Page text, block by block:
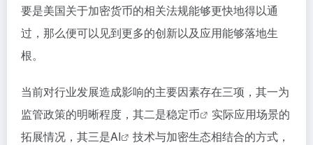
要是美国关于加密货币的相关法规能够更快地得以通
过，那么便可以见到更多的创新以及应用能够落地生
根。
当前对行业发展造成影响的主要因素存在三项，其一为
监管政策的明晰程度，其二是稳定币
实际应用场景的
拓展情况，其三是AI
技术与加密生态相结合的方式，